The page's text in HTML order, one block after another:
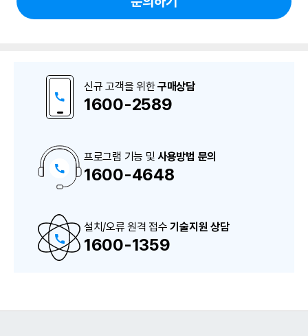
구
매
S
상
담
번
신규 고객을 위한구매상담
1600-2589
프로그램 기능 및 사용방법 문의
1600-4648
설치/오류 원격 접수기술지원 상담
1600-1359